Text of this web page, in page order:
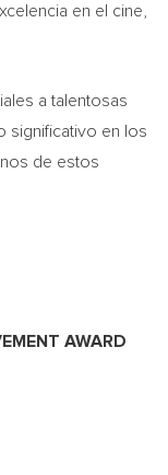
en el cine,
a talentosas
significativo en los
de estos
AWARD